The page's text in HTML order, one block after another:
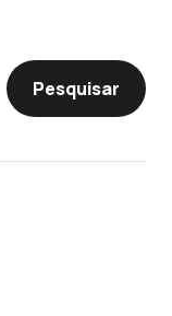
Pesquisar